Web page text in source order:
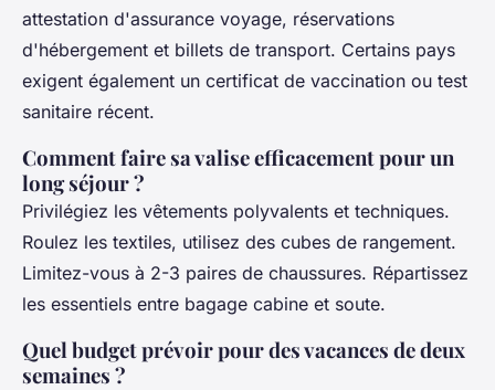
attestation d'assurance voyage, réservations
d'hébergement et billets de transport. Certains pays
exigent également un certificat de vaccination ou test
sanitaire récent.
Comment faire sa valise efficacement pour un
long séjour ?
Privilégiez les vêtements polyvalents et techniques.
Roulez les textiles, utilisez des cubes de rangement.
Limitez-vous à 2-3 paires de chaussures. Répartissez
les essentiels entre bagage cabine et soute.
Quel budget prévoir pour des vacances de deux
semaines ?